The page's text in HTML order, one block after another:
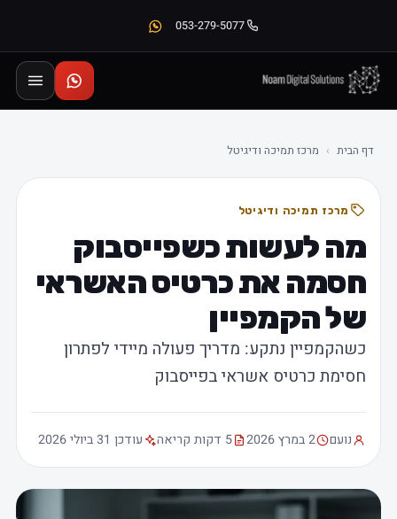
053-279-5077
דף הבית › מרכז תמיכה ודיגיטל
מרכז תמיכה ודיגיטל
מה לעשות כשפייסבוק
חסמה את כרטיס האשראי
של הקמפיין
כשהקמפיין נתקע: מדריך פעולה מיידי לפתרון
חסימת כרטיס אשראי בפייסבוק
נועם 2 במרץ 2026 5 דקות קריאה עודכן 31 ביולי 2026